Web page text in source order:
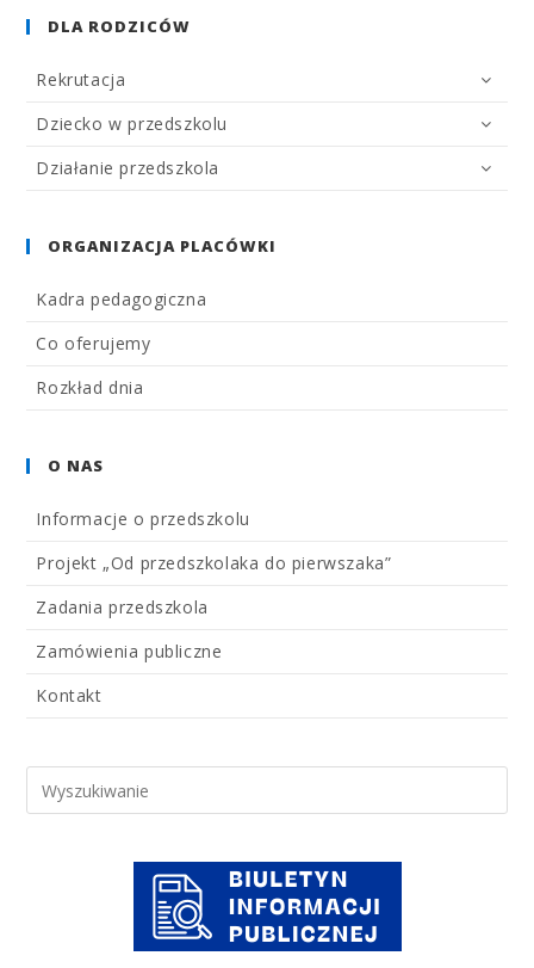
DLA RODZICÓW
Rekrutacja
Dziecko w przedszkolu
Działanie przedszkola
ORGANIZACJA PLACÓWKI
Kadra pedagogiczna
Co oferujemy
Rozkład dnia
O NAS
Informacje o przedszkolu
Projekt „Od przedszkolaka do pierwszaka”
Zadania przedszkola
Zamówienia publiczne
Kontakt